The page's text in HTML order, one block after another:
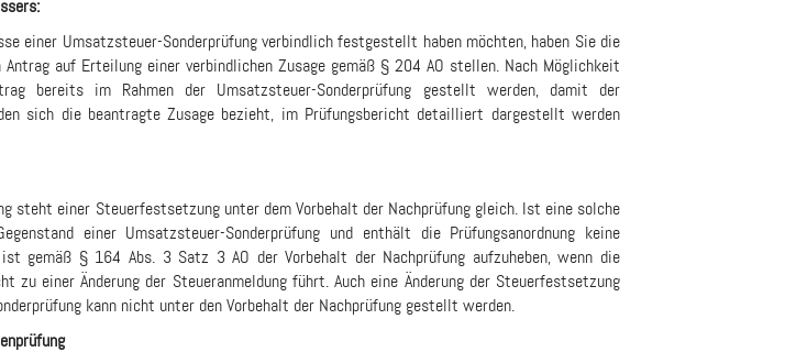
einer Umsatzsteuer-Sonderprüfung verbindlich festgestellt haben möchten, haben Sie die
Antrag auf Erteilung einer verbindlichen Zusage gemäß § 204 AO stellen. Nach Möglichkeit
bereits im Rahmen der Umsatzsteuer-Sonderprüfung gestellt werden, damit der
sich die beantragte Zusage bezieht, im Prüfungsbericht detailliert dargestellt werden
steht einer Steuerfestsetzung unter dem Vorbehalt der Nachprüfung gleich. Ist eine solche
einer Umsatzsteuer-Sonderprüfung und enthält die Prüfungsanordnung keine
ist gemäß § 164 Abs. 3 Satz 3 AO der Vorbehalt der Nachprüfung aufzuheben, wenn die
zu einer Änderung der Steueranmeldung führt. Auch eine Änderung der Steuerfestsetzung
kann nicht unter den Vorbehalt der Nachprüfung gestellt werden.